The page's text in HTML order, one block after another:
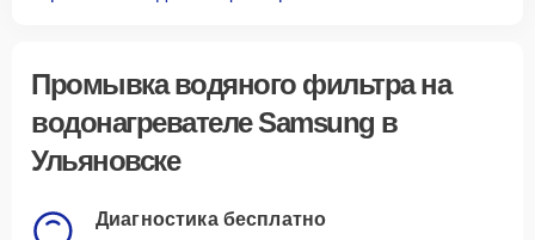
Промывка водяного фильтрана
водонагревателе Samsung в
Ульяновске
Диагностика бесплатно